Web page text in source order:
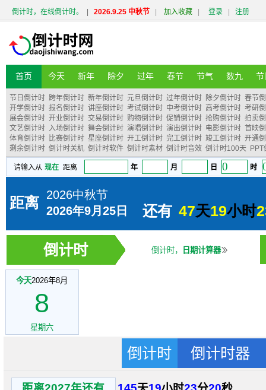
倒计时，在线倒计时。 2026.9.25 中秋节 加入收藏 登录 注册
首页 今天 新年 除夕 过年 春节 节气 数九 节
节日倒计时 跨年倒计时 新年倒计时 元旦倒计时 过年倒计时 除夕倒计时 春节
开学倒计时 报名倒计时 讲座倒计时 考试倒计时 中考倒计时 高考倒计时 考研
展会倒计时 开业倒计时 交易倒计时 购物倒计时 促销倒计时 抢购倒计时 拍卖
文艺倒计时 入场倒计时 舞会倒计时 演唱倒计时 演出倒计时 电影倒计时 首映
体育倒计时 比赛倒计时 星座倒计时 开工倒计时 完工倒计时 竣工倒计时 开通
剩余倒计时 倒计时关机 倒计时软件 倒计时素材 倒计时音效 倒计时100天 PPT
倒计时 倒计时， 日期计算器
今天2026年8月
8
星期六
倒计时 倒计时器